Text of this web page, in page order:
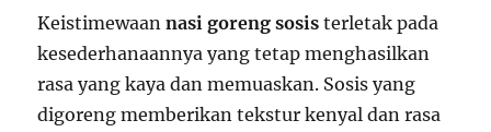
Keistimewaannasi goreng sosis terletak pada
kesederhanaannya yang tetap menghasilkan
rasa yang kaya dan memuaskan. Sosis yang
digoreng memberikan tekstur kenyal dan rasa